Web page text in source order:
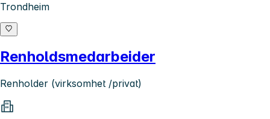
Trondheim
Renholdsmedarbeider
Renholder (virksomhet /privat)